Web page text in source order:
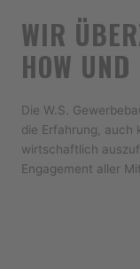
WIR
HOW
Die W.S.
die Erfahrung, auch
wirtschaftlich
Engagement aller